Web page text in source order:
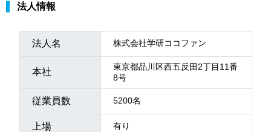
法人情報
法人名 株式会社学研ココファン
本社
東京都品川区西五反田2丁目11番
8号
従業員数 5200名
上場 有り